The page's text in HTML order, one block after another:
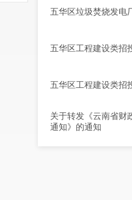
五华区垃圾焚烧发电
五华区工程建设类招
五华区工程建设类招
关于转发《云南省财
通知》的通知